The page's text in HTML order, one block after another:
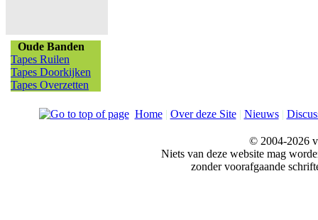
Oude Banden
Tapes Ruilen
Tapes Doorkijken
Tapes Overzetten
Home| Over deze Site| Nieuws|
© 2004-2026
Niets van deze website mag
zonder voorafgaande